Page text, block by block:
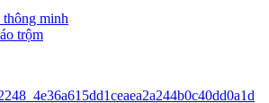
thông minh
trộm